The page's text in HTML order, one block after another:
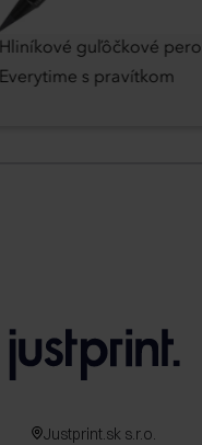
Hliníkové guľôčkové pero
Everytime s pravítkom
Justprint.sk s.r.o.